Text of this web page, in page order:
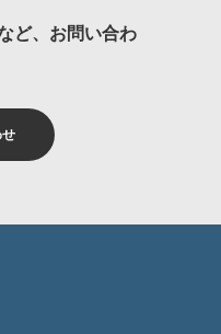
せ
ど、お問い合わ